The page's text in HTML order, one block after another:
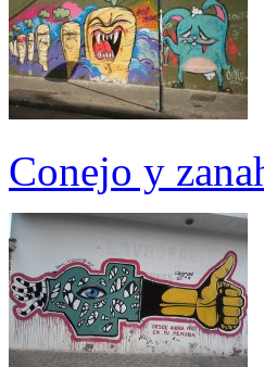
Conejo y